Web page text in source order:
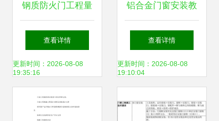
钢质防火门工程量
计算及其在金属门
窗工程中的应用
查看详情
更新时间：2026-08-08
19:35:16
铝合金门窗安装教
程 小白也能学会的
完整指南，值得收
查看详情
更新时间：2026-08-08
19:10:04